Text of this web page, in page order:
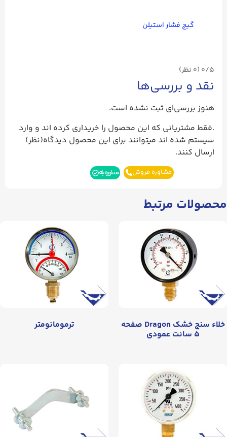
گیج فشار استیلن
0/5 (۰ نظر)
نقد و بررسی‌ها
هنوز بررسی‌ای ثبت نشده است.
.فقط مشتریانی که این محصول را خریداری کرده اند و وارد
سیستم شده اند میتوانند برای این محصول دیدگاه(نظر)
ارسال کنند.
مشاوره فروش مشاوره بله
محصولات مرتبط
خلاء سنج خشک Dragon صفحه
۵ سانت عمودی
ترمومانومتر